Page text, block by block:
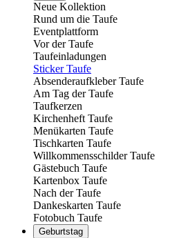
Neue Kollektion
Rund um die Taufe
Eventplattform
Vor der Taufe
Taufeinladungen
Sticker Taufe
Absenderaufkleber Taufe
Am Tag der Taufe
Taufkerzen
Kirchenheft Taufe
Menükarten Taufe
Tischkarten Taufe
Willkommensschilder Taufe
Gästebuch Taufe
Kartenbox Taufe
Nach der Taufe
Dankeskarten Taufe
Fotobuch Taufe
Geburtstag